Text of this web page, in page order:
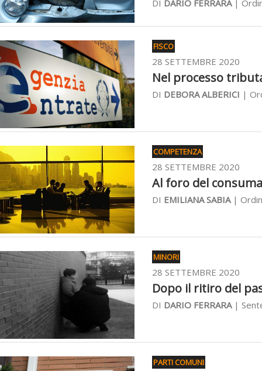
DI DARIO FERRARA|
FISCO
28 SETTEMBRE 2020
Nel processo
DI DEBORA ALBERICI |
COMPETENZA
28 SETTEMBRE 2020
Al foro del
DI EMILIANA SABIA|
MINORI
28 SETTEMBRE 2020
Dopo il ritiro del
DI DARIO FERRARA|
PARTI COMUNI